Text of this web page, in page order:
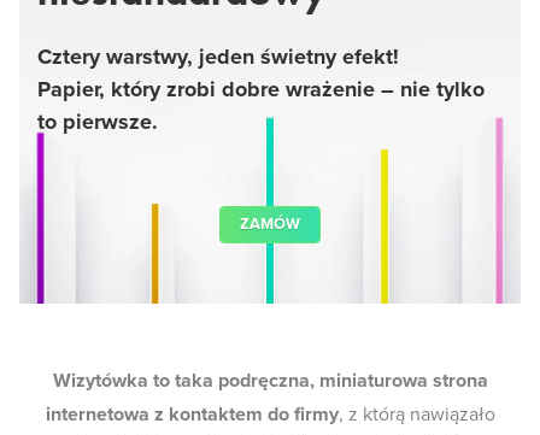
Cztery warstwy, jeden świetny efekt!
Papier, który zrobi dobre wrażenie – nie tylko
to pierwsze.
ZAMÓW
Wizytówka to taka podręczna, miniaturowa strona
internetowa z kontaktem do firmy, z którą nawiązało